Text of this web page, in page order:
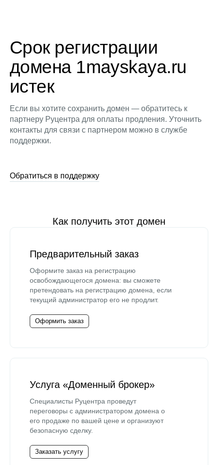
Срок регистрации
домена 1mayskaya.ru
истек
Если вы хотите сохранить домен — обратитесь к
партнеру Руцентра для оплаты продления. Уточнить
контакты для связи с партнером можно в службе
поддержки.
Обратиться в поддержку
Как получить этот домен
Предварительный заказ
Оформите заказ на регистрацию
освобождающегося домена: вы сможете
претендовать на регистрацию домена, если
текущий администратор его не продлит.
Оформить заказ
Услуга «Доменный брокер»
Специалисты Руцентра проведут
переговоры с администратором домена о
его продаже по вашей цене и организуют
безопасную сделку.
Заказать услугу